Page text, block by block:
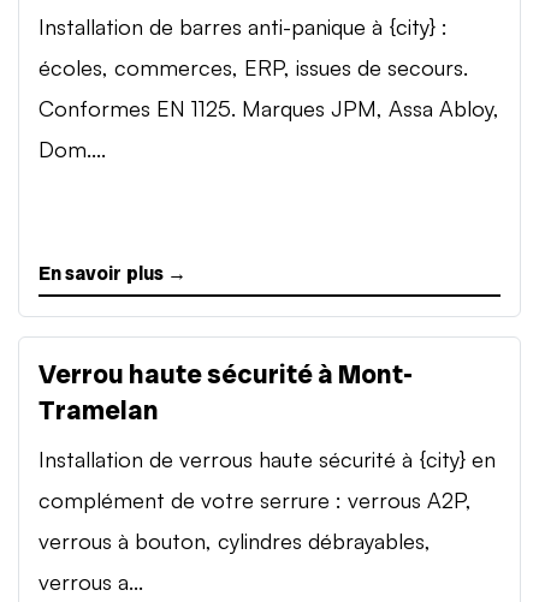
Installation de barres anti-panique à {city} :
écoles, commerces, ERP, issues de secours.
Conformes EN 1125. Marques JPM, Assa Abloy,
Dom....
En savoir plus →
Verrou haute sécurité à Mont-
Tramelan
Installation de verrous haute sécurité à {city} en
complément de votre serrure : verrous A2P,
verrous à bouton, cylindres débrayables,
verrous a...